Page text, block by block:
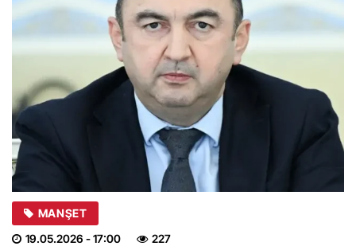
MANŞET
19.05.2026 - 17:00 227